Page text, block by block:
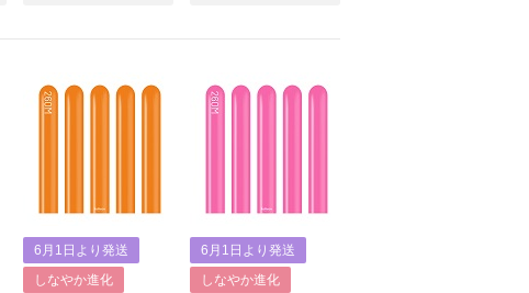
6月1日より発送
しなやか進化
6月1日より発送
しなやか進化